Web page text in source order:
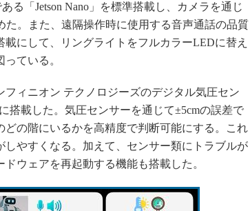
「Jetson Nano」を標準搭載し、カメラを通じ
。また、遠隔操作時に使用する音声通話の品質
にして、リングライトをフルカラーLEDに替え
ている。
ィニオン テクノロジーズのデジタル気圧セン
搭載した。気圧センサーを通じて±5cmの誤差で
の階にいるかを高精度で判断可能にする。これ
しやすくなる。加えて、センサー類にトラブルが
ウェアを再起動する機能も搭載した。